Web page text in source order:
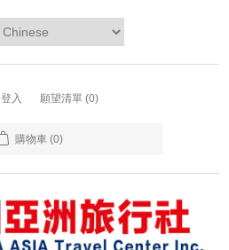
登入 願望清單 (0)
購物車 (0)